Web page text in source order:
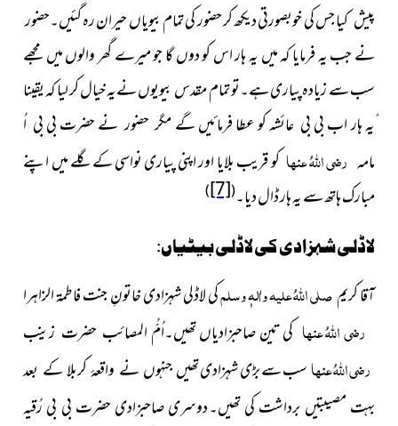
پیش کیا جس کی خوبصورتی دیکھ کر حضور کی تمام بیویاں حیران رہ گئیں۔حضور
نے جب یہ فرمایا کہ میں یہ ہار اس کو دوں گا جو میرے گھر والوں میں مجھے
سب سے زیادہ پیاری ہے۔تو تمام مقدس بیویوں نےیہ خیال کر لیا کہ یقینا
ًیہ ہار اب بی بی عائشہ کو عطا فرمائیں گے مگر حضور نے حضرت بی بی اُ
مامہ رضی اللہُ عنہاکو قریب بلایا اور اپنی پیاری نواسی کے گلے میں اپنے
مبارک ہاتھ سے یہ ہار ڈال دیا۔(
[7]
)
لاڈلی شہزادی کی لاڈلی بیٹیاں:
آقا کریمصلی اللہُ علیہ واٰلہٖ وسلمکی لاڈلی شہزادی خاتونِ جنت فاطمۃ الزاہرا
رضی اللہُ عنہا کی تین صاحبزادیاںتھیں۔اُمُّ المصائب حضرت زینب
رضی اللہُ عنہاسب سے بڑی شہزادیتھیں جنہوں نے واقعۂ کربلا کے بعد
بہت مصیبتیں برداشت کی تھیں۔دوسری صاحبزادی حضرت بی بی رُقیہ